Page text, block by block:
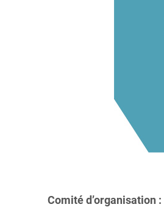
Comité d’organisation :